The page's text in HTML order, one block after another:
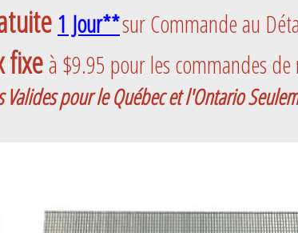
1 Jour**sur Commande au
fixeà $9.95 pour les commandes
pour le Québec et l'Ontario